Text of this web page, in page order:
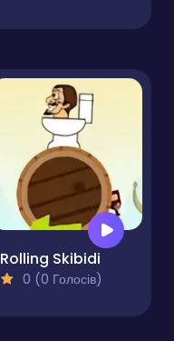
Rolling Skibidi
0 (0 Голосів)